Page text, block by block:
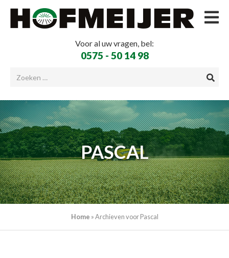
Voor al uw vragen, bel:
0575 - 50 14 98
PASCAL
Home »Archieven voor Pascal